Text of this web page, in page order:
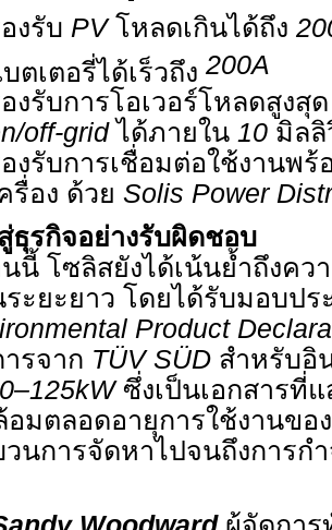
งรับ PVโหลดเกินได้ถึง
ตเตอรี่ได้เร็วถึง 200A
งรับการโอเวอร์โหลดสูงสุ
off-gridได้ภายใน 10 มิล
งรับการเชื่อมต่อใช้งานพ
รื่อง ด้วย Solis Power
ธุรกิจอย่างรับผิดชอบ
นนี้ โซลิสยังได้เน้นย้ำถึงค
ระยะยาว โดยได้รับมอบป
Product
รจาก TÜV SÜD สำหรับอิ
ซึ่งเป็นเอกสารที่
อมตลอดอายุการใช้งานข
วนการจัดหาไปจนถึงการก